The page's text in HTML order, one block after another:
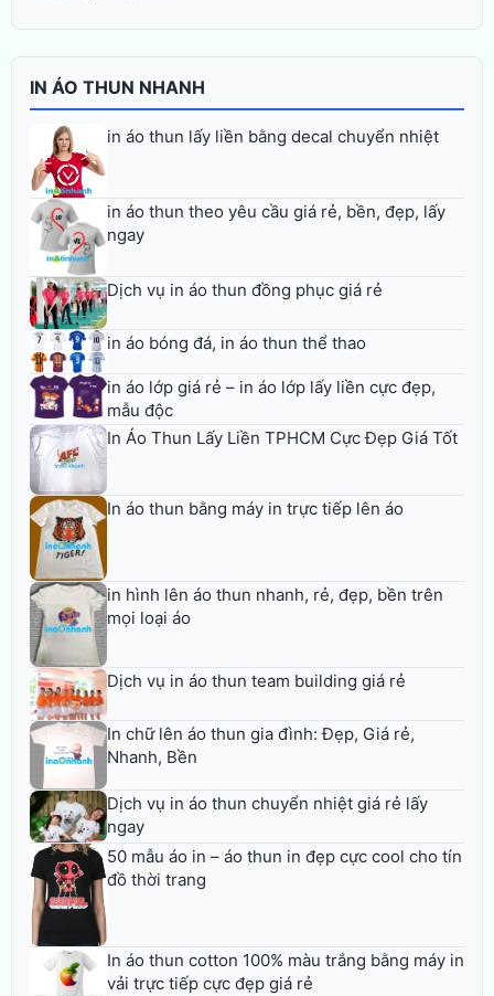
IN ÁO THUN NHANH
in áo thun lấy liền bằng decal chuyển nhiệt
in áo thun theo yêu cầu giá rẻ, bền, đẹp, lấy
ngay
Dịch vụ in áo thun đồng phục giá rẻ
in áo bóng đá, in áo thun thể thao
in áo lớp giá rẻ – in áo lớp lấy liền cực đẹp,
mẫu độc
In Áo Thun Lấy Liền TPHCM Cực Đẹp Giá Tốt
In áo thun bằng máy in trực tiếp lên áo
in hình lên áo thun nhanh, rẻ, đẹp, bền trên
mọi loại áo
Dịch vụ in áo thun team building giá rẻ
In chữ lên áo thun gia đình: Đẹp, Giá rẻ,
Nhanh, Bền
Dịch vụ in áo thun chuyển nhiệt giá rẻ lấy
ngay
50 mẫu áo in – áo thun in đẹp cực cool cho tín
đồ thời trang
In áo thun cotton 100% màu trắng bằng máy in
vải trực tiếp cực đẹp giá rẻ